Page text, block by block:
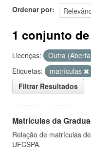
Ordenar por
1 conjunto
Licenças: Outra
Etiquetas:
matrículas
Filtrar Resultados
Matrículas da
Relação de matrículas
UFCSPA.